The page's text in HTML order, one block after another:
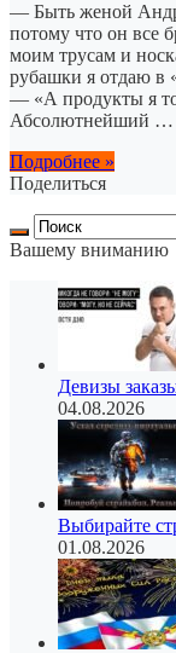
— Быть женой
потому что он все
моим трусам и
рубашки я отдаю в
— «А продукты я
Абсолютнейший …
Подробнее »
Поделиться
Вашему вниманию
Девизы
04.08.2026
Выбирайте
01.08.2026